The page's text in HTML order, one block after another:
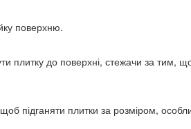
поверхню.
плитку до поверхні, стежачи за
підганяти плитки за розміром,